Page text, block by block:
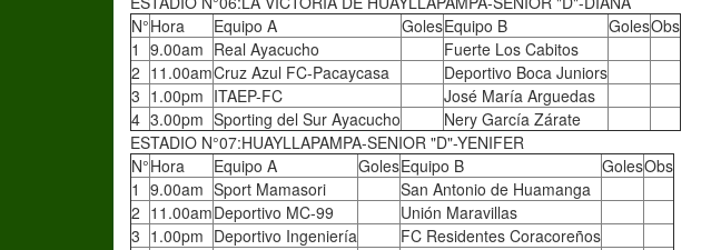
N°Hora Equipo A GolesEquipo B GolesObs
1 9.00am Real Ayacucho
Fuerte Los Cabitos
2 11.00amCruz Azul FC-Pacaycasa
Deportivo Boca Juniors
3 1.00pm ITAEP-FC
José María Arguedas
4 3.00pm Sporting del Sur Ayacucho
Nery García Zárate
ESTADIO N°07:HUAYLLAPAMPA-SENIOR "D"-YENIFER
N°Hora Equipo A GolesEquipo B GolesObs
1 9.00am Sport Mamasori
San Antonio de Huamanga
2 11.00amDeportivo MC-99
Unión Maravillas
3 1.00pm Deportivo Ingeniería
FC Residentes Coracoreños